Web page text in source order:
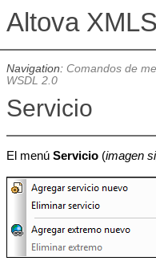
Navigation: Comandos de
WSDL 2.0
Servicio
El menú Servicio(imagen